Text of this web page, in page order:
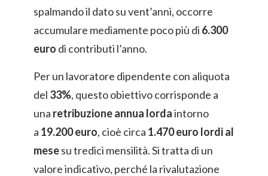
spalmando il dato su vent’anni, occorre
accumulare mediamente poco più di 6.300
euro di contributi l’anno.
Per un lavoratore dipendente con aliquota
del 33%, questo obiettivo corrisponde a
una retribuzione annua lordaintorno
a 19.200 euro, cioè circa 1.470 euro lordi al
mesesu tredici mensilità. Si tratta di un
valore indicativo, perché la rivalutazione